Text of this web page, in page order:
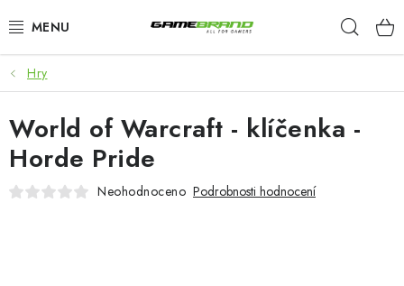
na
KATEGORIE
FILMY A SERIÁLY
HRY
Hry
World of Warcraft - klíčenka -
Horde Pride
Neohodnoceno Podrobnosti hodnocení